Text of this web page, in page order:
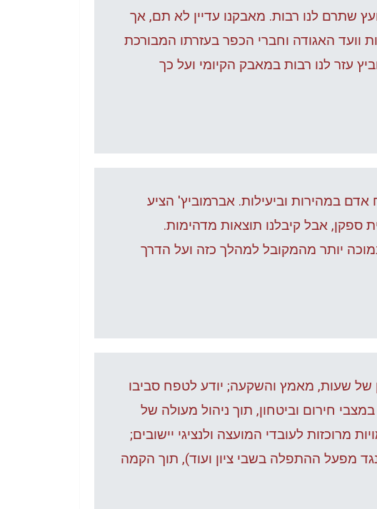
שתרם לנו רבות. מאבקנו עדיין לא תם, אך
וועד האגודה וחברי הכפר בעזרתו המבורכת
עזר לנו רבות במאבק הקיומי ועל כך
אדם במהירות וביעילות. אברמוביץ' הציע
ספקן, אבל קיבלנו תוצאות מדהימות.
נמוכה יותר מהמקובל למהלך כזה ועל הדרך
של שעות, מאמץ והשקעה; יודע לטפח סביבו
חירום וביטחון, תוך ניהול מעולה של
מרוכזות לעובדי המועצה ולנציגי יישובים;
מפעל ההתפלה בשבי ציון ועוד), תוך הקמה